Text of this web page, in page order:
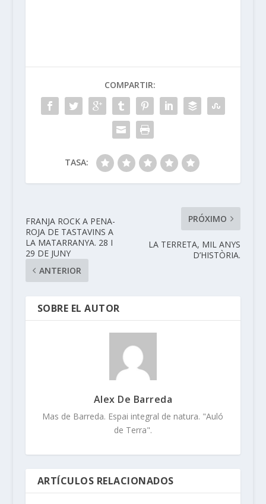
COMPARTIR:
TASA:
FRANJA ROCK A PENA-
ROJA DE TASTAVINS A
LA MATARRANYA. 28 I
29 DE JUNY
ANTERIOR
PRÓXIMO
LA TERRETA, MIL ANYS
D’HISTÒRIA.
SOBRE EL AUTOR
Alex De Barreda
Mas de Barreda. Espai integral de natura. "Auló
de Terra".
ARTÍCULOS RELACIONADOS